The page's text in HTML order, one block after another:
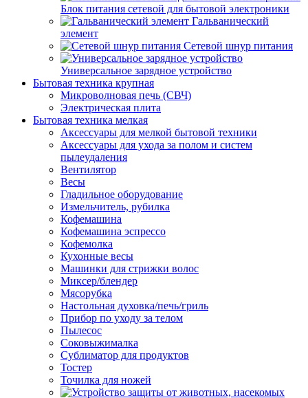
Блок питания сетевой для бытовой электроники
Гальванический
элемент
Сетевой шнур питания
Универсальное зарядное устройство
Бытовая техника крупная
Микроволновая печь (СВЧ)
Электрическая плита
Бытовая техника мелкая
Аксессуары для мелкой бытовой техники
Аксессуары для ухода за полом и систем
пылеудаления
Вентилятор
Весы
Гладильное оборудование
Измельчитель, рубилка
Кофемашина
Кофемашина эспрессо
Кофемолка
Кухонные весы
Машинки для стрижки волос
Миксер/блендер
Мясорубка
Настольная духовка/печь/гриль
Прибор по уходу за телом
Пылесос
Соковыжималка
Сублиматор для продуктов
Тостер
Точилка для ножей